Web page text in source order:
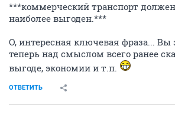
***коммерческий транспорт
наиболее выгоден.***
О, интересная ключевая фраза... Вы
теперь над смыслом всего ранее
выгоде, экономии и т.п.
ОТВЕТИТЬ